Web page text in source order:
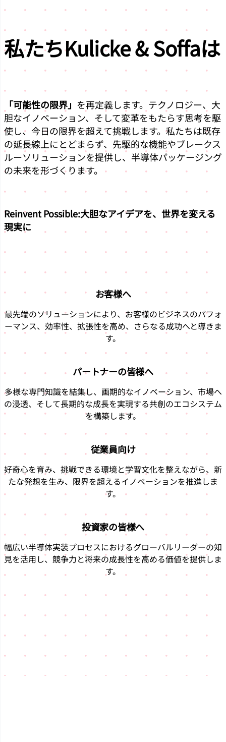
私たちKulicke & Soffaは
「可能性の限界」 を再定義します。テクノロジー、大
胆なイノベーション、そして変革をもたらす思考を駆
使し、今日の限界を超えて挑戦します。私たちは既存
の延長線上にとどまらず、先駆的な機能やブレークス
ルーソリューションを提供し、半導体パッケージング
の未来を形づくります。
Reinvent Possible:大胆なアイデアを、世界を変える
現実に
お客様へ
最先端のソリューションにより、お客様のビジネスのパフォ
ーマンス、効率性、拡張性を高め、さらなる成功へと導きま
す。
パートナーの皆様へ
多様な専門知識を結集し、画期的なイノベーション、市場へ
の浸透、そして長期的な成長を実現する共創のエコシステム
を構築します。
従業員向け
好奇心を育み、挑戦できる環境と学習文化を整えながら、新
たな発想を生み、限界を超えるイノベーションを推進しま
す。
投資家の皆様へ
幅広い半導体実装プロセスにおけるグローバルリーダーの知
見を活用し、競争力と将来の成長性を高める価値を提供しま
す。